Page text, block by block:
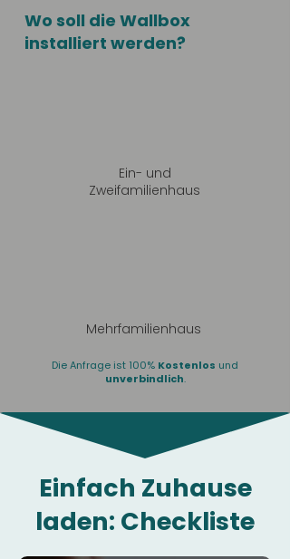
Wo soll die Wallbox
installiert werden?
Ein- und
Zweifamilienhaus
Mehrfamilienhaus
Die Anfrage ist 100% Kostenlos und
unverbindlich.
Einfach Zuhause
laden: Checkliste